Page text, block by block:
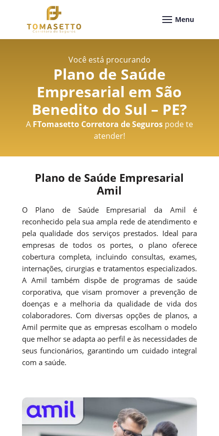
Você está procurando
Plano de Saúde
Empresarial em São
Benedito do Sul – PE?
A FTomasetto Corretora de Segurospode te
atender!
Plano de Saúde Empresarial
Amil
O Plano de Saúde Empresarial da Amil é
reconhecido pela sua ampla rede de atendimento e
pela qualidade dos serviços prestados. Ideal para
empresas de todos os portes, o plano oferece
cobertura completa, incluindo consultas, exames,
internações, cirurgias e tratamentos especializados.
A Amil também dispõe de programas de saúde
corporativa, que visam promover a prevenção de
doenças e a melhoria da qualidade de vida dos
colaboradores. Com diversas opções de planos, a
Amil permite que as empresas escolham o modelo
que melhor se adapta ao perfil e às necessidades de
seus funcionários, garantindo um cuidado integral
com a saúde.